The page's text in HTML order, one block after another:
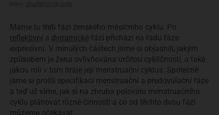
Máme tu třetí fázi ženského měsíčního cyklu. Po
reflektivní a dynamické fázi přichází na řadu fáze
expresivní. V minulých částech jsme si objasnili, jakým
způsobem je žena ovlivňována určitou cykličností, a také
jakou roli v tom hraje její menstruační cyklus. Společně
jsme si prošli specifikaci menstruační a předovulační fáze
a teď už víme, jak si na zhruba polovinu menstruačního
cyklu plánovat různé činnosti a co od těchto dvou fází
můžeme očekávat.